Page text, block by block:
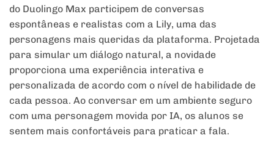
do Duolingo Max participem de conversas
espontâneas e realistas com a Lily, uma das
personagens mais queridas da plataforma. Projetada
para simular um diálogo natural, a novidade
proporciona uma experiência interativa e
personalizada de acordo com o nível de habilidade de
cada pessoa. Ao conversar em um ambiente seguro
com uma personagem movida por IA, os alunos se
sentem mais confortáveis para praticar a fala.